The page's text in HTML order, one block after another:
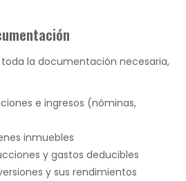
toda la documentación necesaria,
e ingresos (nóminas,
inmuebles
y gastos deducibles
y sus rendimientos